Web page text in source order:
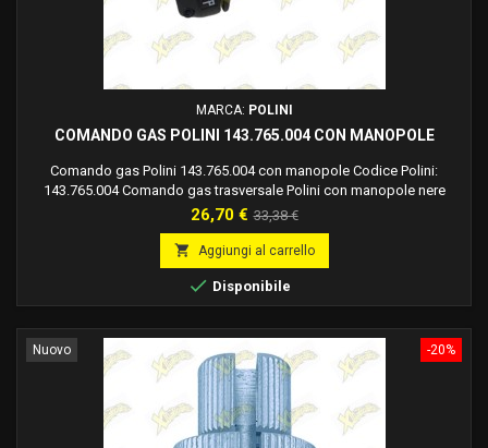
MARCA: POLINI
COMANDO GAS POLINI 143.765.004 CON MANOPOLE
Comando gas Polini 143.765.004 con manopole Codice Polini:
143.765.004 Comando gas trasversale Polini con manopole nere
chiuse Materiale supporto: Tecnopolimero Colore: Nero Corsa Max:
74 mm Rapidità: 3,6 °/mm Tipo Cavo: Mono Cavo
Prezzo
26,70 € Prezzo
base
33,38 €
 Aggiungi al carrello
 Disponibile
-20%
Nuovo